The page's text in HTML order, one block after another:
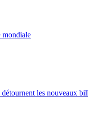
mondiale
les nouveaux